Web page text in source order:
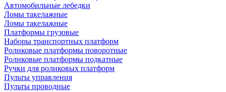
Автомобильные лебедки
Ломы такелажные
Ломы такелажные
Платформы грузовые
Наборы транспортных платформ
Роликовые платформы поворотные
Роликовые платформы подкатные
Ручки для роликовых платформ
Пульты управления
Пульты проводные